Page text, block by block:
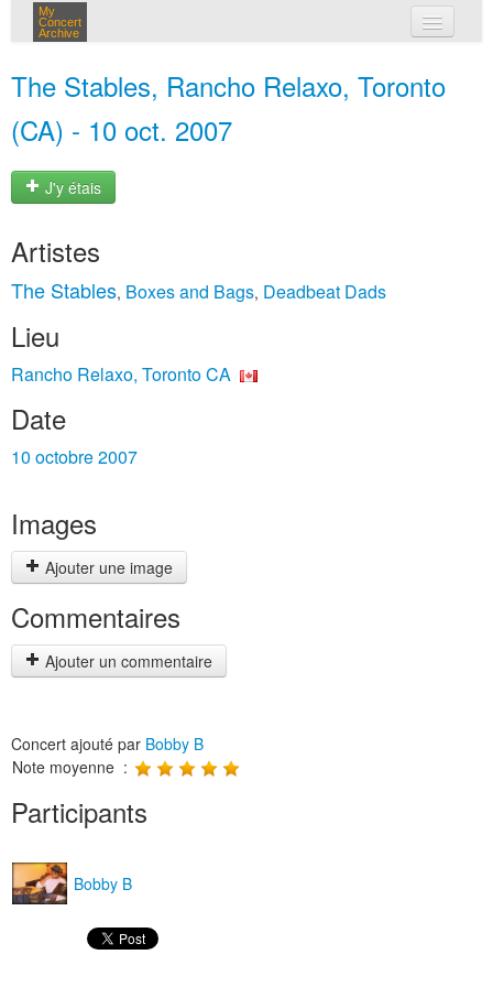
My
Concert
Archive
The Stables, Rancho Relaxo, Toronto
(CA) - 10 oct. 2007
J'y étais
Artistes
The Stables, Boxes and Bags, Deadbeat Dads
Lieu
Rancho Relaxo, Toronto CA
Date
10 octobre 2007
Images
Ajouter une image
Commentaires
Ajouter un commentaire
Concert ajouté par Bobby B
Note moyenne :
Participants
Bobby B